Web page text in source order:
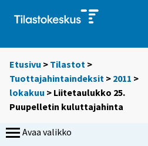
Etusivu > Tilastot >
Tuottajahintaindeksit > 2011 >
lokakuu > Liitetaulukko 25.
Puupelletin kuluttajahinta
Avaa valikko